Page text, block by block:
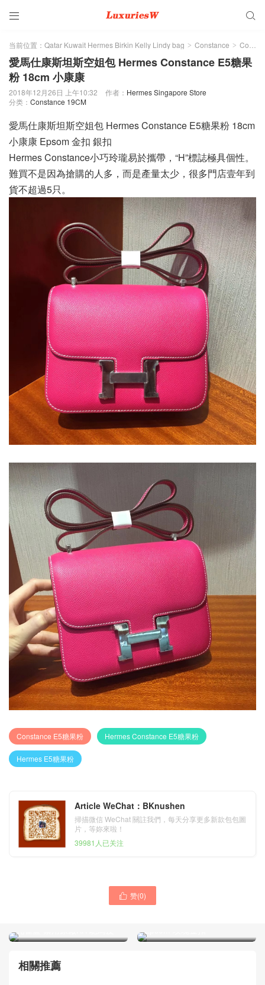
 
当前位置： Qatar Kuwait Hermes Birkin Kelly Lindy bag > Constance > Constance 19CM
愛馬仕康斯坦斯空姐包 Hermes Constance E5糖果
粉 18cm 小康康
2018年12月26日 上午10:32 作者： Hermes Singapore Store
分类： Constance 19CM
愛馬仕康斯坦斯空姐包 Hermes Constance E5糖果粉 18cm
小康康 Epsom 金扣 銀扣
Hermes Constance小巧玲瓏易於攜帶，“H”標誌極具個性。
難買不是因為搶購的人多，而是產量太少，很多門店壹年到
貨不超過5只。
Constance E5糖果粉 Hermes Constance E5糖果粉
Hermes E5糖果粉
Article WeChat：BKnushen
掃描微信 WeChat 關註我們，每天分享更多新款包包圖
片，等妳來啦！
39981人已关注
 赞(0)
愛馬仕康康 空姐包 Hermes
相關推薦